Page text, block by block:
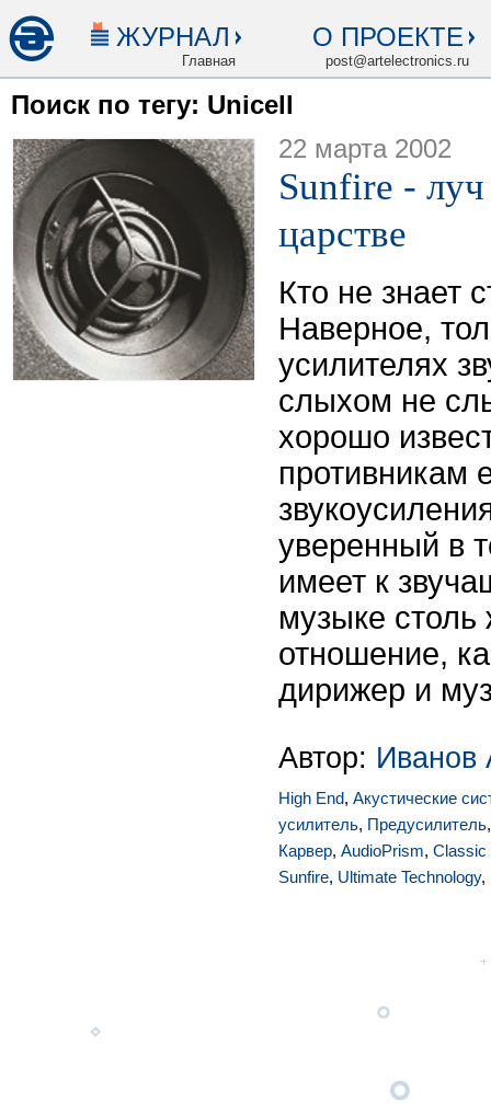
ЖУРНАЛ
Главная
О ПРОЕКТЕ
post@artelectronics.ru
Поиск по тегу: Unicell
22 марта 2002
Sunfire -
царстве
Кто не знает
Наверное,
усилителях
слыхом не
хорошо
противникам
уверенный в
имеет к
музыке
отношение,
дирижер и
Автор: Иванов
High End, Акустические
усилитель, Предусилитель
Карвер, AudioPrism, Classic
Sunfire, Ultimate Technology,